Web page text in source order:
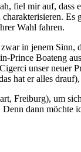
fiel mir auf,
Wahl fahren.
in jenem
Prince Boateng
unser
hat er alles
Freiburg), um
Denn dann möchte